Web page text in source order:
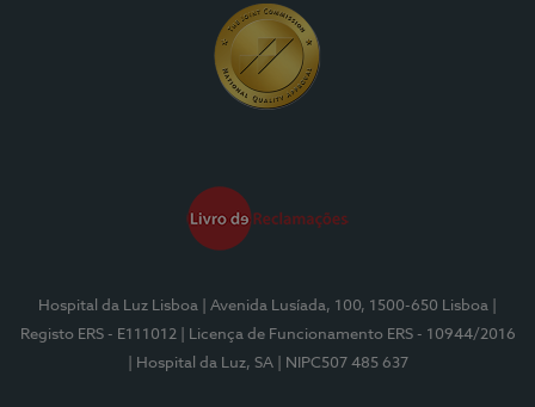
Hospital da Luz Lisboa | Avenida Lusíada, 100, 1500-650 Lisboa
Registo ERS - E111012
| Licença de Funcionamento ERS - 10944/2016
| Hospital da Luz, SA
| NIPC507 485 637